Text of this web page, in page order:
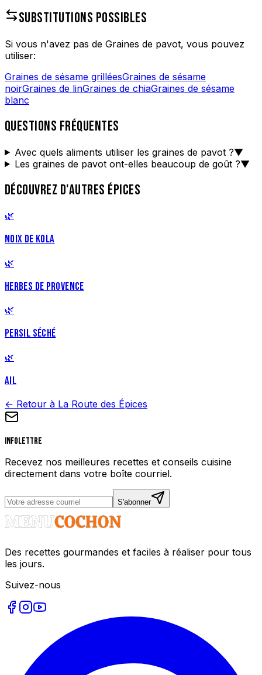
SUBSTITUTIONS POSSIBLES
Si vous n'avez pas de Graines de pavot, vous pouvez
utiliser:
Graines de sésame grilléesGraines de sésame
noirGraines de linGraines de chiaGraines de sésame
blanc
QUESTIONS FRÉQUENTES
Avec quels aliments utiliser les graines de pavot ?▼
Les graines de pavot ont-elles beaucoup de goût ?▼
DÉCOUVREZ D'AUTRES ÉPICES
🌿
NOIX DE KOLA
🌿
HERBES DE PROVENCE
🌿
PERSIL SÉCHÉ
🌿
AIL
← Retour à La Route des Épices
Infolettre
Recevez nos meilleures recettes et conseils cuisine
directement dans votre boîte courriel.
S'abonner
Des recettes gourmandes et faciles à réaliser pour tous
les jours.
Suivez-nous